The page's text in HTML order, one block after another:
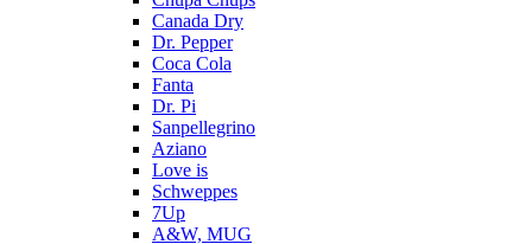
Canada Dry
Dr. Pepper
Coca Cola
Fanta
Dr. Pi
Sanpellegrino
Aziano
Love is
Schweppes
7Up
A&W, MUG